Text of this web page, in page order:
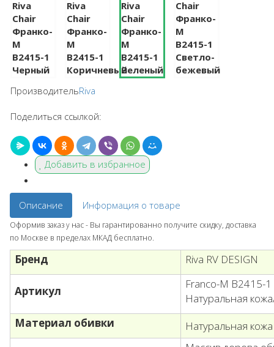
ПроизводительRiva
Поделиться ссылкой:
Добавить в избранное
Описание Информация о товаре
Оформив заказ у нас - Вы гарантированно получите скидку, доставка
по Москве в пределах МКАД бесплатно.
Бренд Riva RV DESIGN
Артикул
Franco-M B2415-
Натуральная
Материал обивки
Натуральная